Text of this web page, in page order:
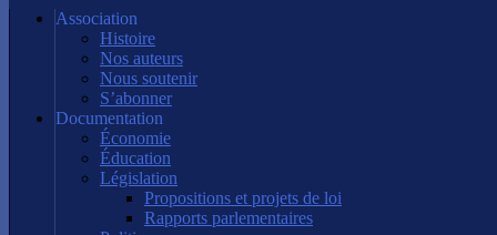
Association
Histoire
Nos auteurs
Nous soutenir
S’abonner
Documentation
Économie
Éducation
Législation
Propositions et projets de loi
Rapports parlementaires